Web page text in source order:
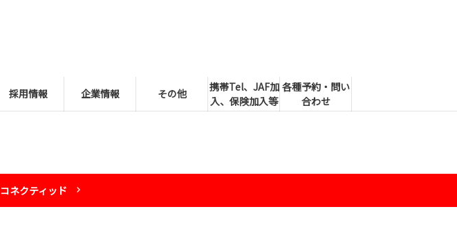
採用情報 企業情報 その他
携帯Tel、JAF加
入、保険加入等
各種予約・問い
合わせ
コネクティッド